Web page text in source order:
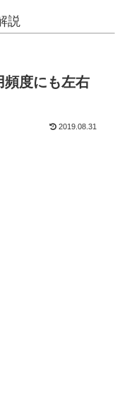
説
頻度にも左右
2019.08.31